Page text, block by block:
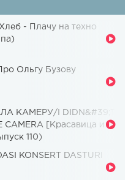
- Плачу на техно
Ольгу Бузову
КАМЕРУ/I DIDN&#39;T
CAMERA [Красавица и
110)
KONSERT DASTURI